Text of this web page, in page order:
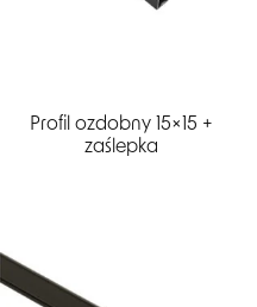
Profil ozdobny 15×15 +
zaślepka